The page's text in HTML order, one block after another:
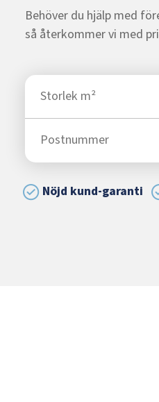
Behöver du hjälp med
så återkommer vi med
Nöjd kund-garanti